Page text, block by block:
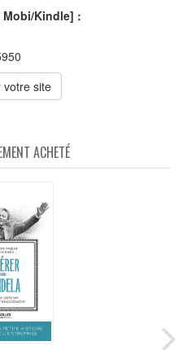
Mobi/Kindle] :
votre site
ACHETÉ